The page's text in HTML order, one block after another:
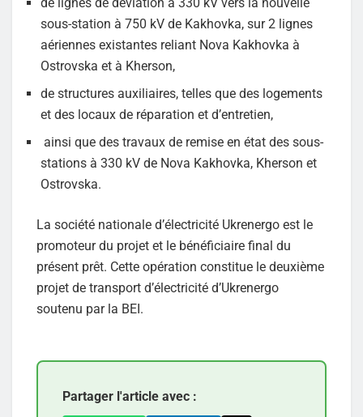
sous-station à 750 kV de Kakhovka, sur 2 lignes
aériennes existantes reliant Nova Kakhovka à
Ostrovska et à Kherson,
de structures auxiliaires, telles que des logements
et des locaux de réparation et d’entretien,
ainsi que des travaux de remise en état des sous-
stations à 330 kV de Nova Kakhovka, Kherson et
Ostrovska.
La société nationale d’électricité Ukrenergo est le
promoteur du projet et le bénéficiaire final du
présent prêt. Cette opération constitue le deuxième
projet de transport d’électricité d’Ukrenergo
soutenu par la BEI.
Partager l'article avec :